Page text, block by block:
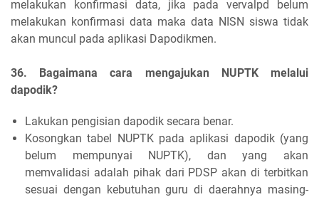
melakukan konfirmasi data, jika pada vervalpd belum
melakukan konfirmasi data maka data NISN siswa tidak
akan muncul pada aplikasi Dapodikmen.
36. Bagaimana cara mengajukan NUPTK melalui
dapodik?
Lakukan pengisian dapodik secara benar.
Kosongkan tabel NUPTK pada aplikasi dapodik (yang
belum mempunyai NUPTK), dan yang akan
memvalidasi adalah pihak dari PDSP akan di terbitkan
sesuai dengan kebutuhan guru di daerahnya masing-